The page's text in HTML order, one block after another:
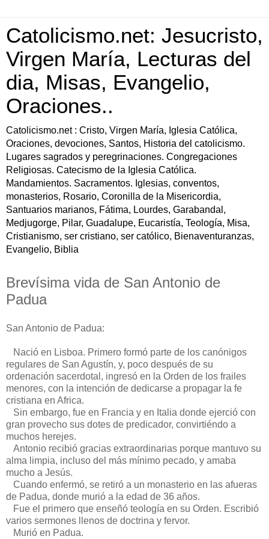
Catolicismo.net: Jesucristo,
Virgen María, Lecturas del
dia, Misas, Evangelio,
Oraciones..
Catolicismo.net : Cristo, Virgen María, Iglesia Católica,
Oraciones, devociones, Santos, Historia del catolicismo.
Lugares sagrados y peregrinaciones. Congregaciones
Religiosas. Catecismo de la Iglesia Católica.
Mandamientos. Sacramentos. Iglesias, conventos,
monasterios, Rosario, Coronilla de la Misericordia,
Santuarios marianos, Fátima, Lourdes, Garabandal,
Medjugorge, Pilar, Guadalupe, Eucaristía, Teología, Misa,
Cristianismo, ser cristiano, ser católico, Bienaventuranzas,
Evangelio, Biblia
Brevísima vida de San Antonio de
Padua
San Antonio de Padua:
Nació en Lisboa. Primero formó parte de los canónigos
regulares de San Agustín, y, poco después de su
ordenación sacerdotal, ingresó en la Orden de los frailes
menores, con la intención de dedicarse a propagar la fe
cristiana en Africa.
Sin embargo, fue en Francia y en Italia donde ejerció con
gran provecho sus dotes de predicador, convirtiéndo a
muchos herejes.
Antonio recibió gracias extraordinarias porque mantuvo su
alma limpia, incluso del más mínimo pecado, y amaba
mucho a Jesús.
Cuando enfermó, se retiró a un monasterio en las afueras
de Padua, donde murió a la edad de 36 años.
Fue el primero que enseñó teología en su Orden. Escribió
varios sermones llenos de doctrina y fervor.
Murió en Padua.